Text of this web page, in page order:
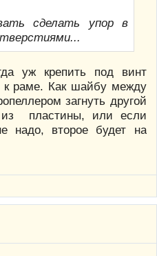
сделать упор в
уж крепить под винт
к раме. Как шайбу между
загнуть другой
из пластины, или если
надо, второе будет на